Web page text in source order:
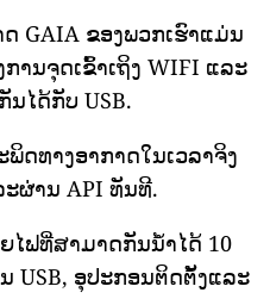
GAIA ຂອງພວກເຮົາແມ່ນ
ານຈຸດເຂົ້າເຖິງ WIFI ແລະ
ໄດ້ກັບ USB.
ດທາງອາກາດໃນເວລາຈິງ
ຜ່ານ API ທັນທີ.
ໄຟທີ່ສາມາດກັນນ້ໍາໄດ້ 10
USB, ອຸປະກອນຕິດຕັ້ງແລະ